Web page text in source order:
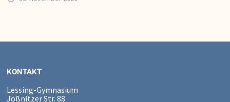
KONTAKT
Lessing-Gymnasium
Jößnitzer Str. 88